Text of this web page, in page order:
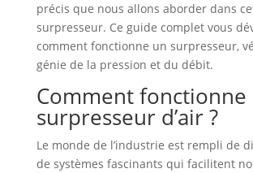
précis que nous allons aborder dans
surpresseur. Ce guide complet vous
comment fonctionne un surpresseur,
génie de la pression et du débit.
Comment fonctionne
surpresseur d’air ?
Le monde de l’industrie est rempli de
de systèmes fascinants qui facilitent